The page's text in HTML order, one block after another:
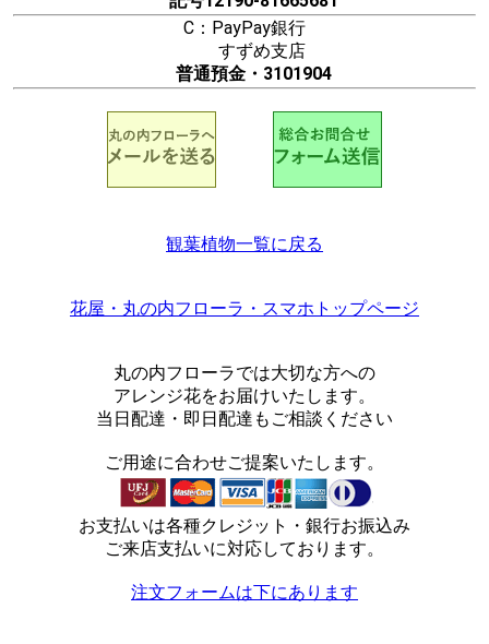
C：PayPay銀行
すずめ支店
普通預金・3101904
観葉植物一覧に戻る
花屋・丸の内フローラ・スマホトップページ
丸の内フローラでは大切な方への
アレンジ花をお届けいたします。
当日配達・即日配達もご相談ください
ご用途に合わせご提案いたします。
お支払いは各種クレジット・銀行お振込み
ご来店支払いに対応しております。
注文フォームは下にあります